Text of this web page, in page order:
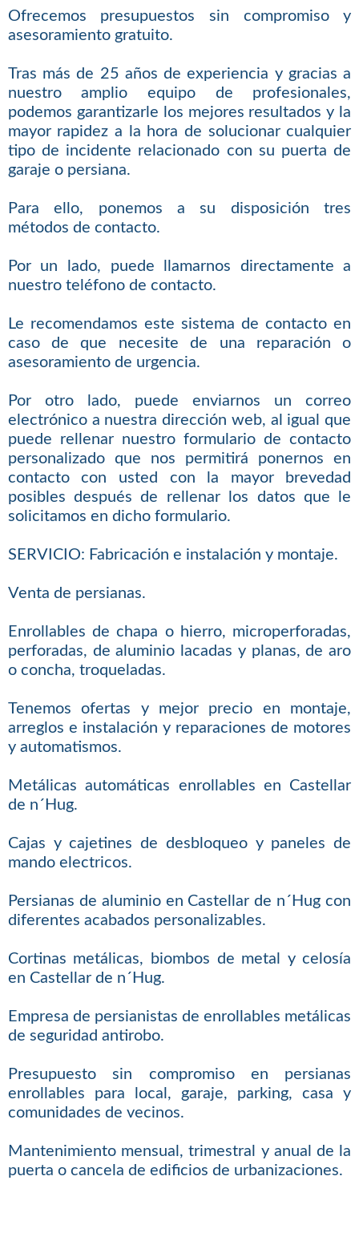
Ofrecemos presupuestos sin compromiso y
asesoramiento gratuito.
Tras más de 25 años de experiencia y gracias a
nuestro amplio equipo de profesionales,
podemos garantizarle los mejores resultados y la
mayor rapidez a la hora de solucionar cualquier
tipo de incidente relacionado con su puerta de
garaje o persiana.
Para ello, ponemos a su disposición tres
métodos de contacto.
Por un lado, puede llamarnos directamente a
nuestro teléfono de contacto.
Le recomendamos este sistema de contacto en
caso de que necesite de una reparación o
asesoramiento de urgencia.
Por otro lado, puede enviarnos un correo
electrónico a nuestra dirección web, al igual que
puede rellenar nuestro formulario de contacto
personalizado que nos permitirá ponernos en
contacto con usted con la mayor brevedad
posibles después de rellenar los datos que le
solicitamos en dicho formulario.
SERVICIO: Fabricación e instalación y montaje.
Venta de persianas.
Enrollables de chapa o hierro, microperforadas,
perforadas, de aluminio lacadas y planas, de aro
o concha, troqueladas.
Tenemos ofertas y mejor precio en montaje,
arreglos e instalación y reparaciones de motores
y automatismos.
Metálicas automáticas enrollables en Castellar
de n´Hug.
Cajas y cajetines de desbloqueo y paneles de
mando electricos.
Persianas de aluminio en Castellar de n´Hug con
diferentes acabados personalizables.
Cortinas metálicas, biombos de metal y celosía
en Castellar de n´Hug.
Empresa de persianistas de enrollables metálicas
de seguridad antirobo.
Presupuesto sin compromiso en persianas
enrollables para local, garaje, parking, casa y
comunidades de vecinos.
Mantenimiento mensual, trimestral y anual de la
puerta o cancela de edificios de urbanizaciones.